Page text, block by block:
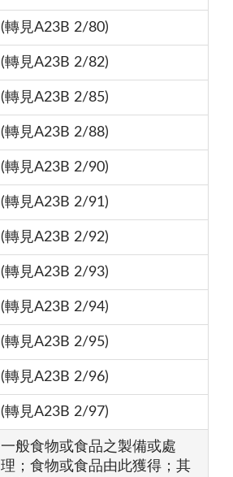
(轉見A23B 2/80)
(轉見A23B 2/82)
(轉見A23B 2/85)
(轉見A23B 2/88)
(轉見A23B 2/90)
(轉見A23B 2/91)
(轉見A23B 2/92)
(轉見A23B 2/93)
(轉見A23B 2/94)
(轉見A23B 2/95)
(轉見A23B 2/96)
(轉見A23B 2/97)
一般食物或食品之製備或處
理；食物或食品由此獲得；其